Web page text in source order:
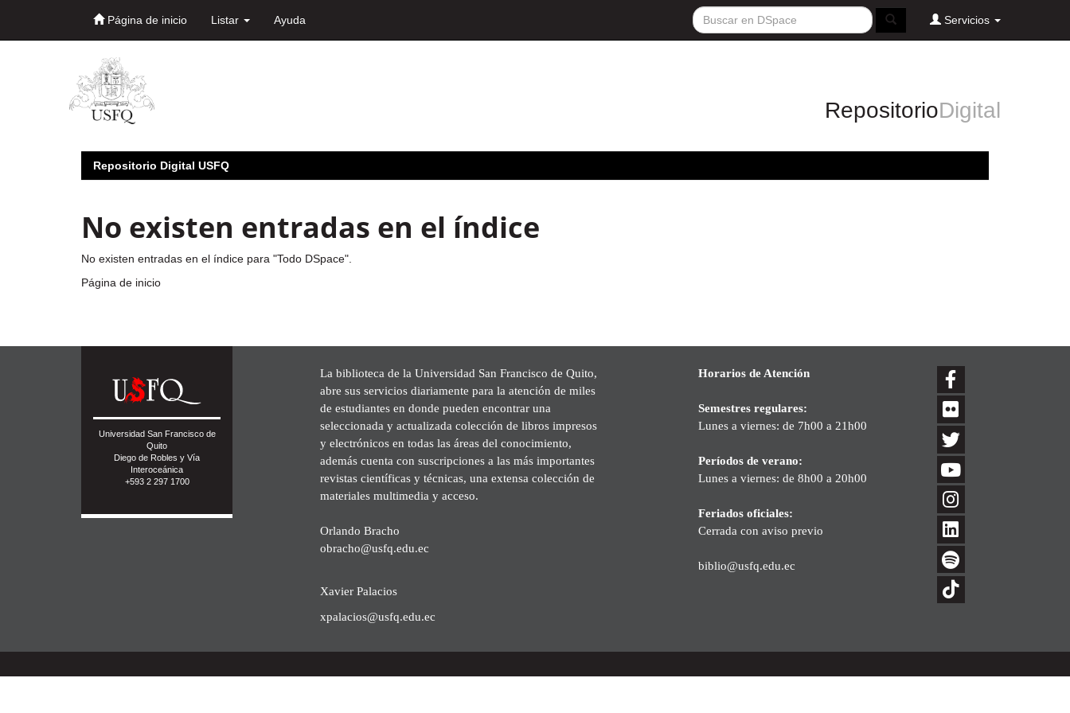
Página de inicio Listar Ayuda Servicios
RepositorioDigital
Repositorio Digital USFQ
No existen entradas en el índice
No existen entradas en el índice para "Todo DSpace".
Página de inicio
Universidad San Francisco de
Quito
Diego de Robles y Vía
Interoceánica
+593 2 297 1700
La biblioteca de la Universidad San Francisco de Quito,
abre sus servicios diariamente para la atención de miles
de estudiantes en donde pueden encontrar una
seleccionada y actualizada colección de libros impresos
y electrónicos en todas las áreas del conocimiento,
además cuenta con suscripciones a las más importantes
revistas científicas y técnicas, una extensa colección de
materiales multimedia y acceso.
Orlando Bracho
obracho@usfq.edu.ec
Xavier Palacios
xpalacios@usfq.edu.ec
Horarios de Atención
Semestres regulares:
Lunes a viernes: de 7h00 a 21h00
Períodos de verano:
Lunes a viernes: de 8h00 a 20h00
Feriados oficiales:
Cerrada con aviso previo
biblio@usfq.edu.ec